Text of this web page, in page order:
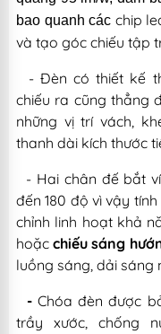
bao quanh các chip
và tạo góc chiếu tập
- Đèn có thiết kế
chiếu ra cũng thẳng
những vị trí vách,
thanh dài kích thước
- Hai chân đế bắt
đến 180 độ vì vậy
chỉnh linh hoạt khả
hoặcchiếu sáng
luồng sáng, dải sáng
-Chóa đèn được
trầy xước, chống